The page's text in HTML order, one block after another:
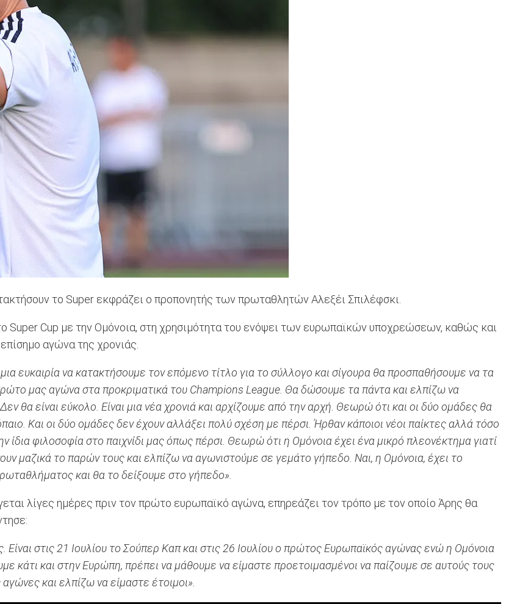
το Super εκφράζει ο προπονητής των πρωταθλητών Αλεξέι Σπιλέφσκι.
Super Cup με την Ομόνοια, στη χρησιμότητα του ενόψει των ευρωπαϊκών υποχρεώσεων, καθώς και
αγώνα της χρονιάς.
ευκαιρία να κατακτήσουμε τον επόμενο τίτλο για το σύλλογο και σίγουρα θα προσπαθήσουμε να τα
μας αγώνα στα προκριματικά του Champions League. Θα δώσουμε τα πάντα και ελπίζω να
θα είναι εύκολο. Είναι μια νέα χρονιά και αρχίζουμε από την αρχή. Θεωρώ ότι και οι δύο ομάδες θα
Και οι δύο ομάδες δεν έχουν αλλάξει πολύ σχέση με πέρσι. Ήρθαν κάποιοι νέοι παίκτες αλλά τόσο
φιλοσοφία στο παιχνίδι μας όπως πέρσι. Θεωρώ ότι η Ομόνοια έχει ένα μικρό πλεονέκτημα γιατί
μαζικά το παρών τους και ελπίζω να αγωνιστούμε σε γεμάτο γήπεδο. Ναι, η Ομόνοια, έχει το
και θα το δείξουμε στο γήπεδο».
λίγες ημέρες πριν τον πρώτο ευρωπαϊκό αγώνα, επηρεάζει τον τρόπο με τον οποίο Άρης θα
στις 21 Ιουλίου το Σούπερ Καπ και στις 26 Ιουλίου ο πρώτος Ευρωπαϊκός αγώνας ενώ η Ομόνοια
κάτι και στην Ευρώπη, πρέπει να μάθουμε να είμαστε προετοιμασμένοι να παίζουμε σε αυτούς τους
και ελπίζω να είμαστε έτοιμοι».